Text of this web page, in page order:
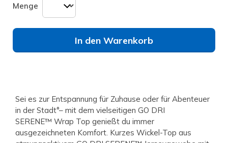
Menge
In den Warenkorb
Sei es zur Entspannung für Zuhause oder für Abenteuer
in der Stadt°– mit dem vielseitigen GO DRI
SERENE™ Wrap Top genießt du immer
ausgezeichneten Komfort. Kurzes Wickel-Top aus